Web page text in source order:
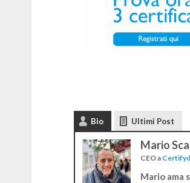
Bio Ultimi Post
Mario
CEOa
Mario ama